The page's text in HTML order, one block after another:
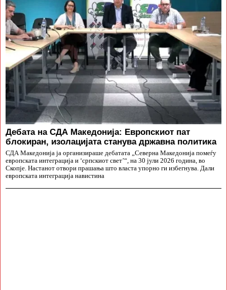
Дебата на СДА Македонија: Европскиот пат
блокиран, изолацијата станува државна политика
СДА Македонија ја организираше дебатата „Северна Македонија помеѓу
европската интеграција и ‘српскиот свет’“, на 30 јули 2026 година, во
Скопје. Настанот отвори прашања што власта упорно ги избегнува. Дали
европската интеграција навистина